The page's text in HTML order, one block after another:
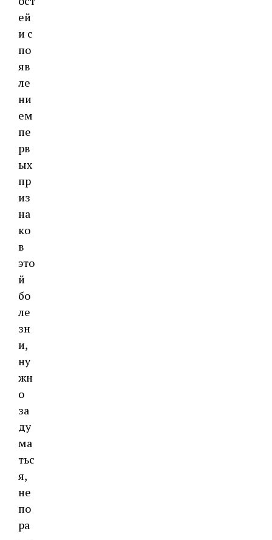
ей
и с
по
яв
ле
ни
ем
пе
рв
ых
пр
из
на
ко
в
это
й
бо
ле
зн
и,
ну
жн
о
за
ду
ма
тьс
я,
не
по
ра